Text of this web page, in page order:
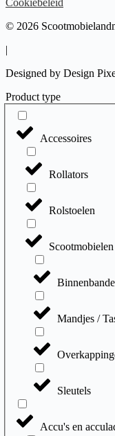
Cookiebeleid
© 2026
|
Designed by Design
Product type
Accessoires
Rollators
Rolstoelen
Scootmobielen
Mandjes /
Sleutels
Accu's en